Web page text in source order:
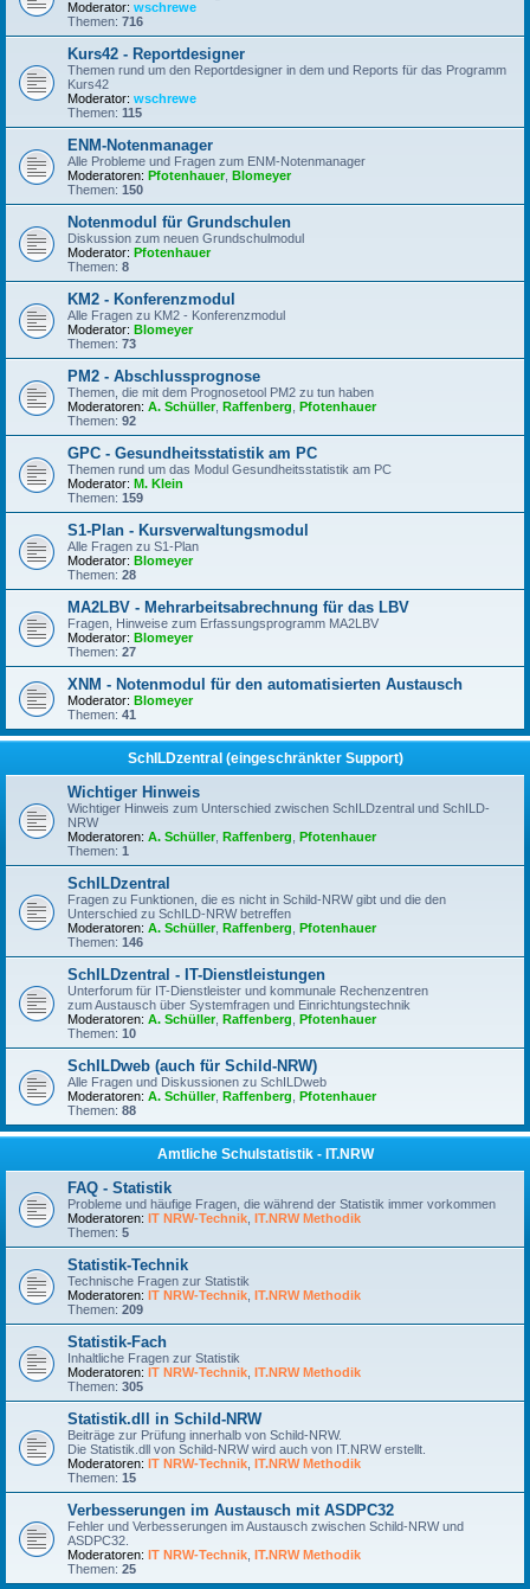
Moderator: wschrewe
Themen: 716
Kurs42 - Reportdesigner
Themen rund um den Reportdesigner in dem und Reports für das Programm
Kurs42
Moderator: wschrewe
Themen: 115
ENM-Notenmanager
Alle Probleme und Fragen zum ENM-Notenmanager
Moderatoren: Pfotenhauer, Blomeyer
Themen: 150
Notenmodul für Grundschulen
Diskussion zum neuen Grundschulmodul
Moderator: Pfotenhauer
Themen: 8
KM2 - Konferenzmodul
Alle Fragen zu KM2 - Konferenzmodul
Moderator: Blomeyer
Themen: 73
PM2 - Abschlussprognose
Themen, die mit dem Prognosetool PM2 zu tun haben
Moderatoren: A. Schüller, Raffenberg Pfotenhauer
Themen: 92
GPC - Gesundheitsstatistik am PC
Themen rund um das Modul Gesundheitsstatistik am PC
Moderator: M. Klein
Themen: 159
S1-Plan - Kursverwaltungsmodul
Alle Fragen zu S1-Plan
Moderator: Blomeyer
Themen: 28
MA2LBV - Mehrarbeitsabrechnung für das LBV
Fragen, Hinweise zum Erfassungsprogramm MA2LBV
Moderator: Blomeyer
Themen: 27
XNM - Notenmodul für den automatisierten Austausch
Moderator: Blomeyer
Themen: 41
SchILDzentral (eingeschränkter Support)
Wichtiger Hinweis
Wichtiger Hinweis zum Unterschied zwischen SchILDzentral und SchILD-
NRW
Moderatoren: A. Schüller, Raffenberg Pfotenhauer
Themen: 1
SchILDzentral
Fragen zu Funktionen, die es nicht in Schild-NRW gibt und die den
Unterschied zu SchILD-NRW betreffen
Moderatoren: A. Schüller, Raffenberg Pfotenhauer
Themen: 146
SchILDzentral - IT-Dienstleistungen
Unterforum für IT-Dienstleister und kommunale Rechenzentren
zum Austausch über Systemfragen und Einrichtungstechnik
Moderatoren: A. Schüller, Raffenberg Pfotenhauer
Themen: 10
SchILDweb (auch für Schild-NRW)
Alle Fragen und Diskussionen zu SchILDweb
Moderatoren: A. Schüller, Raffenberg Pfotenhauer
Themen: 88
Amtliche Schulstatistik - IT.NRW
FAQ - Statistik
Probleme und häufige Fragen, die während der Statistik immer vorkommen
Moderatoren: IT NRW-Technik IT.NRW Methodik
Themen: 5
Statistik-Technik
Technische Fragen zur Statistik
Moderatoren: IT NRW-Technik IT.NRW Methodik
Themen: 209
Statistik-Fach
Inhaltliche Fragen zur Statistik
Moderatoren: IT NRW-Technik IT.NRW Methodik
Themen: 305
Statistik.dll in Schild-NRW
Beiträge zur Prüfung innerhalb von Schild-NRW.
Die Statistik.dll von Schild-NRW wird auch von IT.NRW erstellt.
Moderatoren: IT NRW-Technik IT.NRW Methodik
Themen: 15
Verbesserungen im Austausch mit ASDPC32
Fehler und Verbesserungen im Austausch zwischen Schild-NRW und
ASDPC32.
Moderatoren: IT NRW-Technik IT.NRW Methodik
Themen: 25